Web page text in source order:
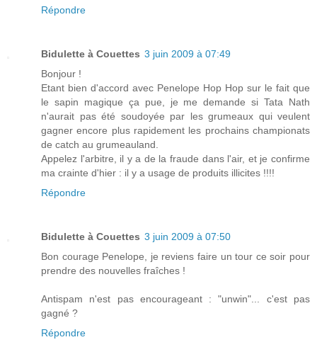
Répondre
Bidulette à Couettes 3 juin 2009 à 07:49
Bonjour !
Etant bien d'accord avec Penelope Hop Hop sur le fait que
le sapin magique ça pue, je me demande si Tata Nath
n'aurait pas été soudoyée par les grumeaux qui veulent
gagner encore plus rapidement les prochains championats
de catch au grumeauland.
Appelez l'arbitre, il y a de la fraude dans l'air, et je confirme
ma crainte d'hier : il y a usage de produits illicites !!!!
Répondre
Bidulette à Couettes 3 juin 2009 à 07:50
Bon courage Penelope, je reviens faire un tour ce soir pour
prendre des nouvelles fraîches !
Antispam n'est pas encourageant : "unwin"... c'est pas
gagné ?
Répondre